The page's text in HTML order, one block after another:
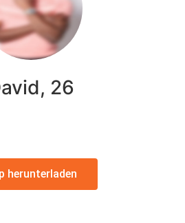
26
herunterladen